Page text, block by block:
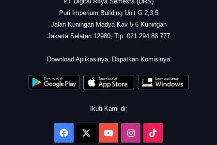
Puri Imperium Building Unit G 2,3,5
Jalan Kuningan Madya Kav 5-6 Kuningan
Jakarta Selatan 12980, Tlp. 021 294 88 777
Download Aplikasinya, Dapatkan Komisinya
Ikuti Kami di:
Facebook YouTubeInstagram